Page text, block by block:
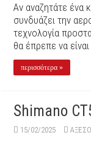
Αν αναζητάτε ένα
συνδυάζει την
τεχνολογία
θα έπρεπε να
περισσότερα »
Shimano
15/02/2025